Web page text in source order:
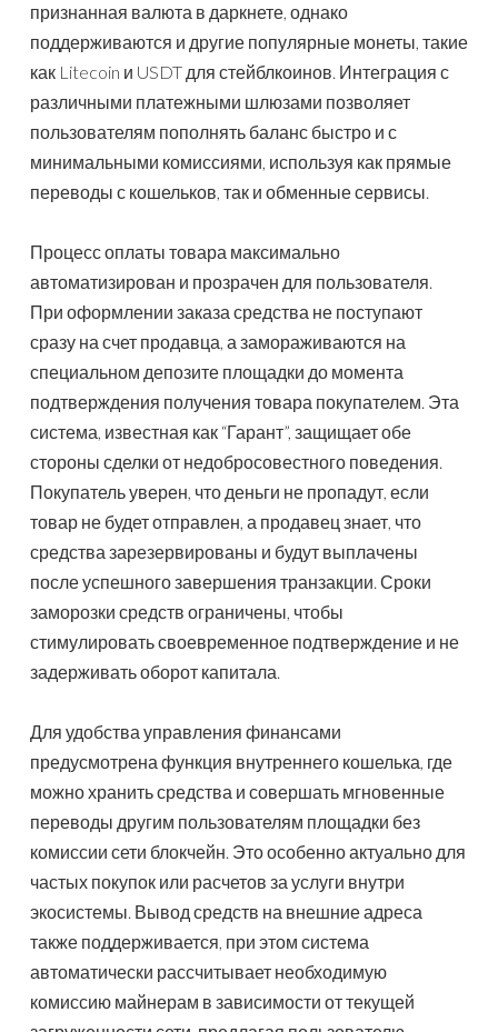
признанная валюта в даркнете, однако
поддерживаются и другие популярные монеты, такие
как Litecoin и USDT для стейблкоинов. Интеграция с
различными платежными шлюзами позволяет
пользователям пополнять баланс быстро и с
минимальными комиссиями, используя как прямые
переводы с кошельков, так и обменные сервисы.
Процесс оплаты товара максимально
автоматизирован и прозрачен для пользователя.
При оформлении заказа средства не поступают
сразу на счет продавца, а замораживаются на
специальном депозите площадки до момента
подтверждения получения товара покупателем. Эта
система, известная как “Гарант”, защищает обе
стороны сделки от недобросовестного поведения.
Покупатель уверен, что деньги не пропадут, если
товар не будет отправлен, а продавец знает, что
средства зарезервированы и будут выплачены
после успешного завершения транзакции. Сроки
заморозки средств ограничены, чтобы
стимулировать своевременное подтверждение и не
задерживать оборот капитала.
Для удобства управления финансами
предусмотрена функция внутреннего кошелька, где
можно хранить средства и совершать мгновенные
переводы другим пользователям площадки без
комиссии сети блокчейн. Это особенно актуально для
частых покупок или расчетов за услуги внутри
экосистемы. Вывод средств на внешние адреса
также поддерживается, при этом система
автоматически рассчитывает необходимую
комиссию майнерам в зависимости от текущей